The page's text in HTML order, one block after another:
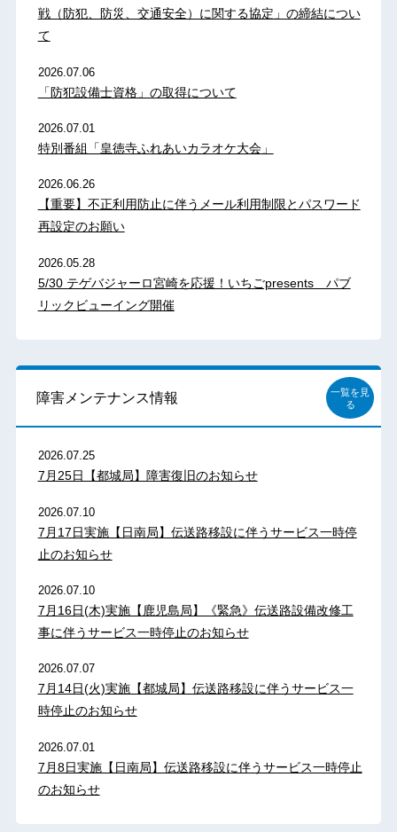
戦（防犯、防災、交通安全）に関する協定」の締結につい
て
2026.07.06
「防犯設備士資格」の取得について
2026.07.01
特別番組「皇徳寺ふれあいカラオケ大会」
2026.06.26
【重要】不正利用防止に伴うメール利用制限とパスワード
再設定のお願い
2026.05.28
5/30 テゲバジャーロ宮崎を応援！いちごpresents パブ
リックビューイング開催
障害メンテナンス情報
一覧を見
る
2026.07.25
7月25日【都城局】障害復旧のお知らせ
2026.07.10
7月17日実施【日南局】伝送路移設に伴うサービス一時停
止のお知らせ
2026.07.10
7月16日(木)実施【鹿児島局】《緊急》伝送路設備改修工
事に伴うサービス一時停止のお知らせ
2026.07.07
7月14日(火)実施【都城局】伝送路移設に伴うサービス一
時停止のお知らせ
2026.07.01
7月8日実施【日南局】伝送路移設に伴うサービス一時停止
のお知らせ